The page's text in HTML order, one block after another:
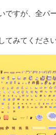
ですが、全パ
てみてください